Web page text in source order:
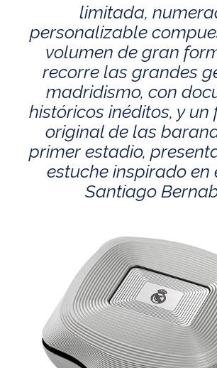
limitada,
personalizable
volumen de gran
recorre las grandes
madridismo, con
históricos inéditos, y
original de las
primer estadio,
estuche inspirado en
Santiago